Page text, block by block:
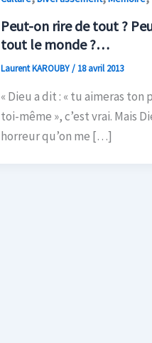
Peut-on rire de tout ?
tout le monde ?…
Laurent KAROUBY/ 18 avril 2013
« Dieu a dit : « tu aimeras ton
toi-même », c’est vrai. Mais
horreur qu’on me […]